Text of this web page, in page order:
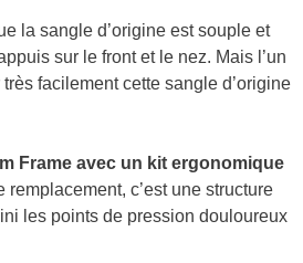
la sangle d’origine est souple et
sur le front et le nez. Mais l’un
facilement cette sangle d’origine
Frame avec un kit ergonomique
c’est une structure
les points de pression douloureux